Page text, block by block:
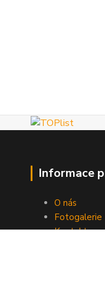
Informace
O nás
Fotogalerie
Kontakty